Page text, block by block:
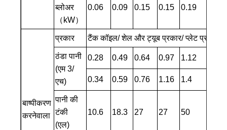
ब्लोअर
（kW）
0.06 0.09 0.15 0.15 0.19
बाष्पीकरण
करनेवाला
प्रकार टैंक कॉइल/ शेल और ट्यूब प्रकार/ प्लेट प्रकार
ठंडा पानी
(एम 3/
एच)
0.28 0.49 0.64 0.97 1.12
0.34 0.59 0.76 1.16 1.4
पानी की
टंकी
(एल)
10.6 18.3 27 27 50